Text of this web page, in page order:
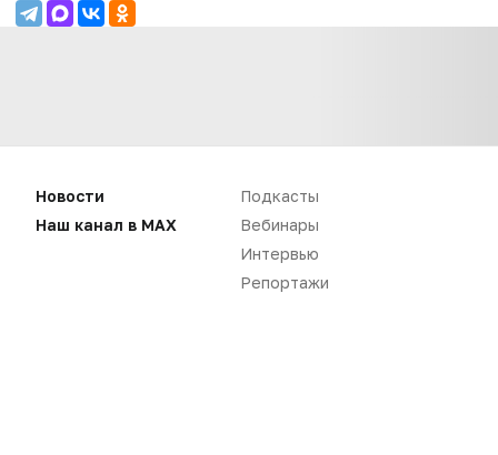
Новости
Наш канал в MAX
Подкасты
Вебинары
Интервью
Репортажи